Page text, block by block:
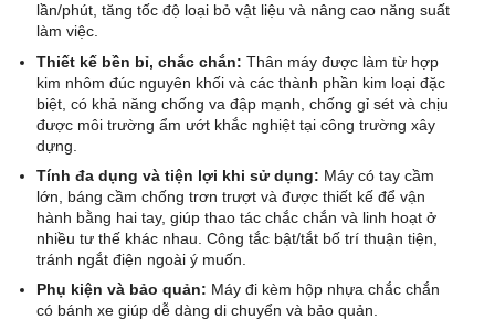
lần/phút, tăng tốc độ loại bỏ vật liệu và nâng cao năng suất
làm việc.
Thiết kế bền bỉ, chắc chắn: Thân máy được làm từ hợp
kim nhôm đúc nguyên khối và các thành phần kim loại đặc
biệt, có khả năng chống va đập mạnh, chống gỉ sét và chịu
được môi trường ẩm ướt khắc nghiệt tại công trường xây
dựng.
Tính đa dụng và tiện lợi khi sử dụng: Máy có tay cầm
lớn, báng cầm chống trơn trượt và được thiết kế để vận
hành bằng hai tay, giúp thao tác chắc chắn và linh hoạt ở
nhiều tư thế khác nhau. Công tắc bật/tắt bố trí thuận tiện,
tránh ngắt điện ngoài ý muốn.
Phụ kiện và bảo quản: Máy đi kèm hộp nhựa chắc chắn
có bánh xe giúp dễ dàng di chuyển và bảo quản.